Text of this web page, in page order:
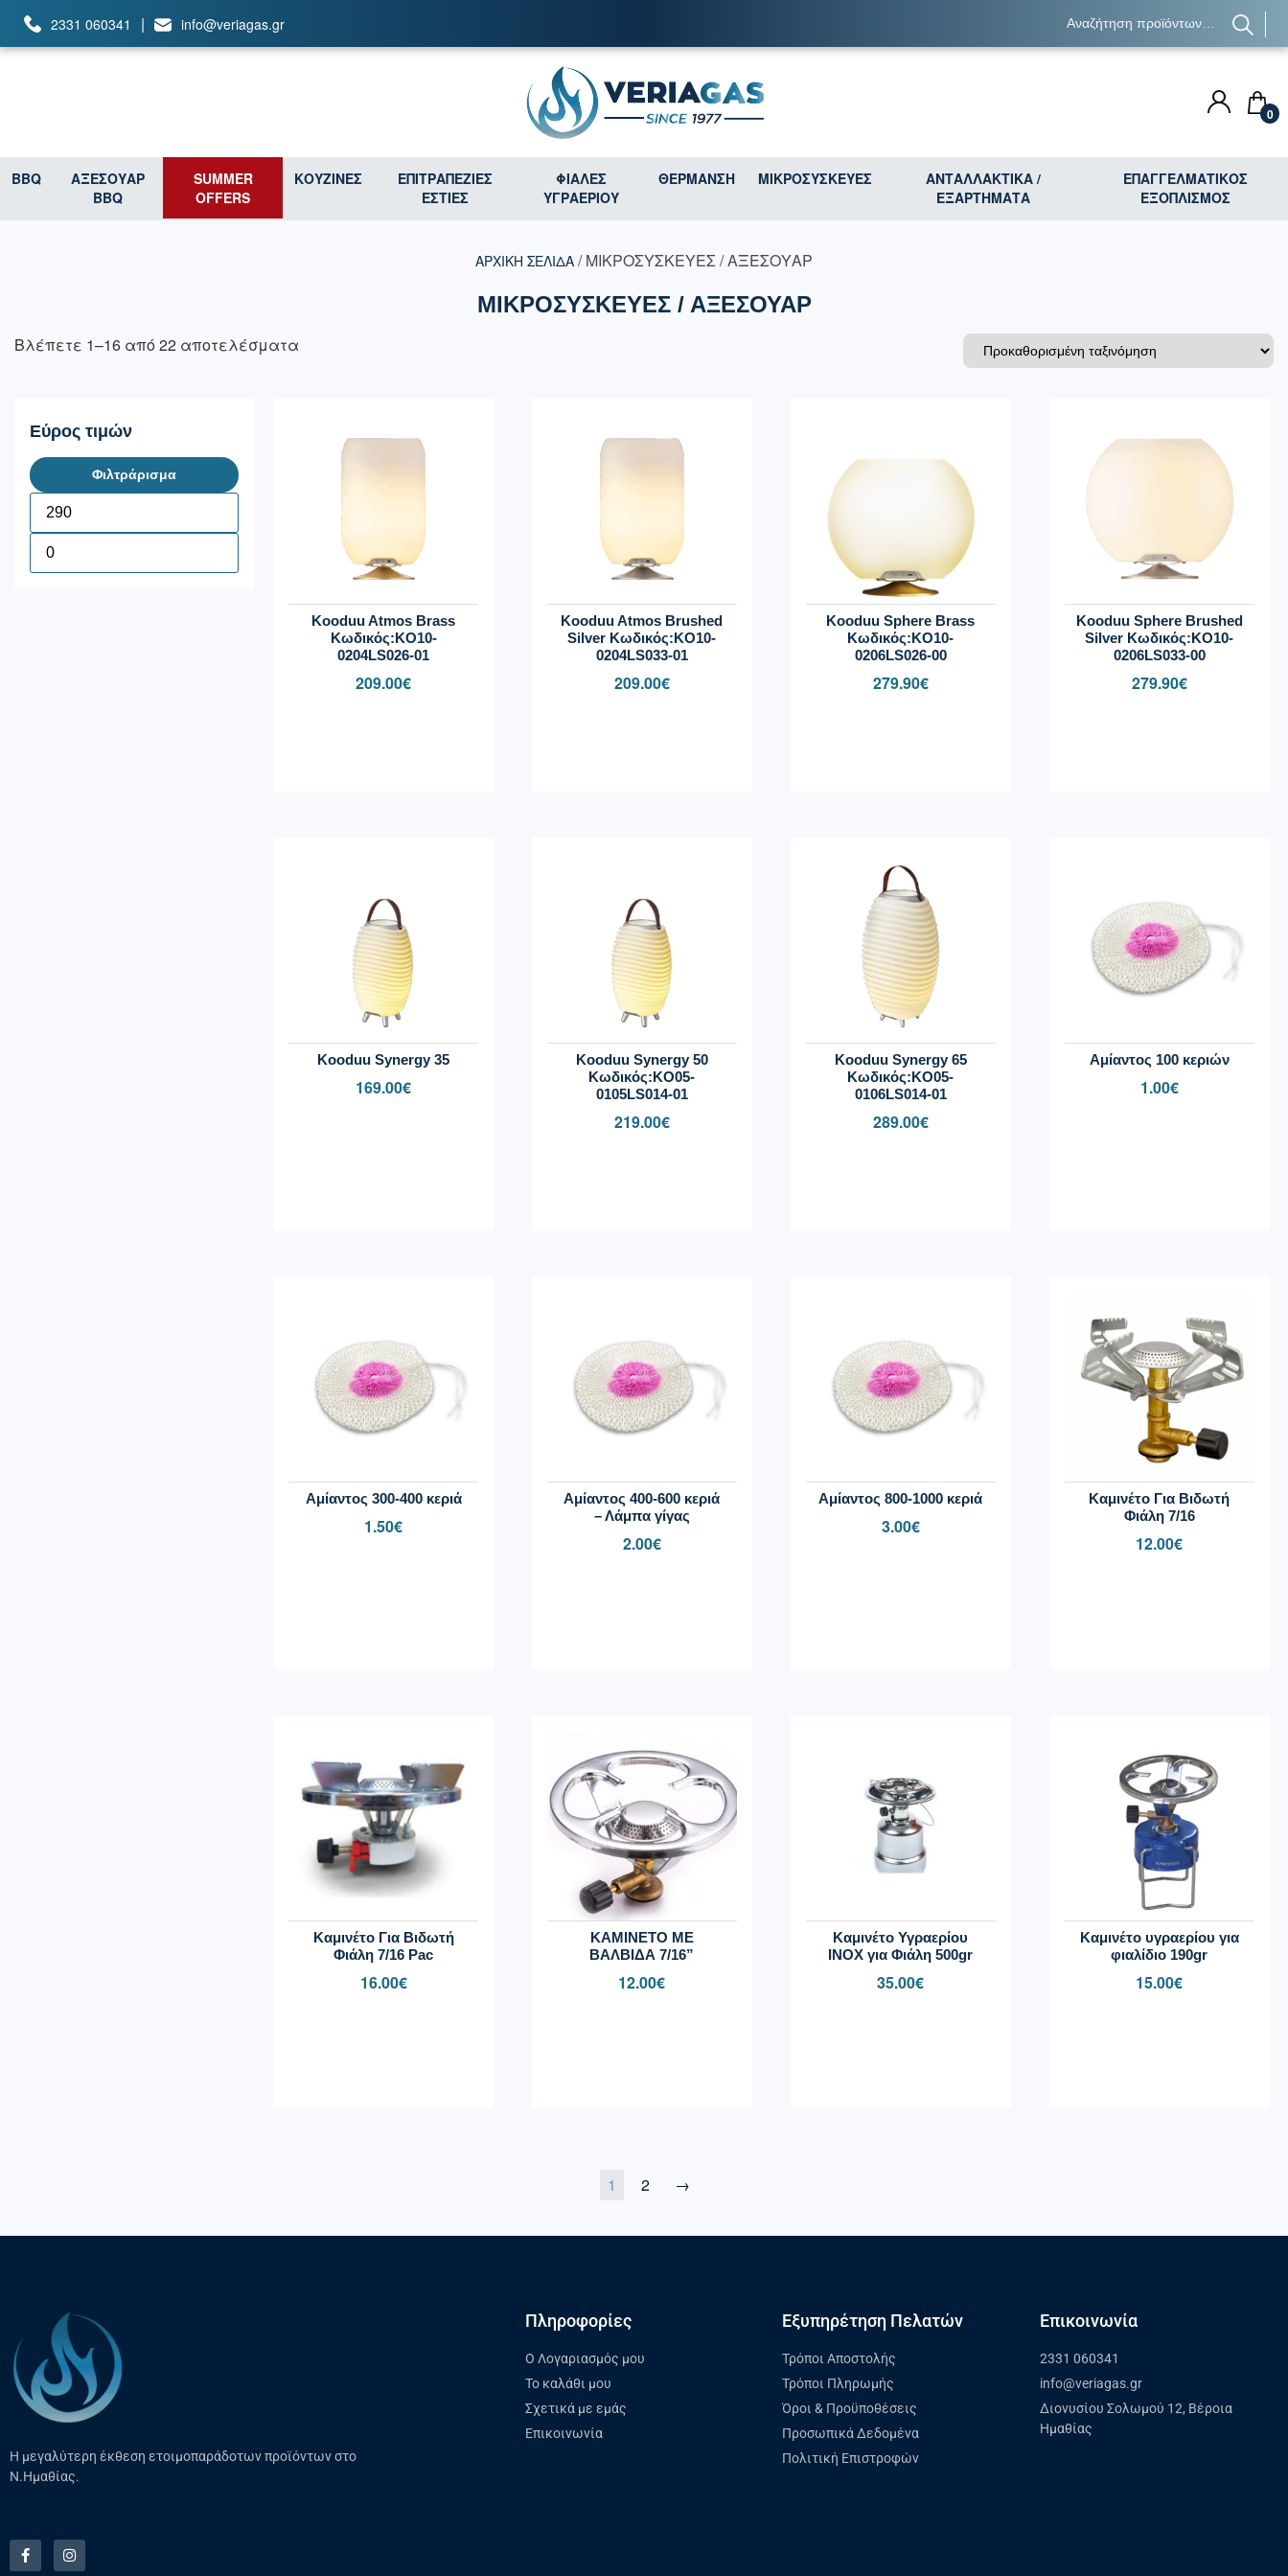
2331 060341 | info@veriagas.gr
0
BBQ
ΑΞΕΣΟΥΑΡ
BBQ
SUMMER
OFFERS
ΚΟΥΖΙΝΕΣ
ΕΠΙΤΡΑΠΕΖΙΕΣ
ΕΣΤΙΕΣ
ΦΙΑΛΕΣ
ΥΓΡΑΕΡΙΟΥ
ΘΕΡΜΑΝΣΗ ΜΙΚΡΟΣΥΣΚΕΥΕΣ
ΑΝΤΑΛΛΑΚΤΙΚΑ /
ΕΞΑΡΤΗΜΑΤΑ
ΕΠΑΓΓΕΛΜΑΤΙΚΟΣ
ΕΞΟΠΛΙΣΜΟΣ
ΑΡΧΙΚΉ ΣΕΛΊΔΑ / ΜΙΚΡΟΣΥΣΚΕΥΕΣ / ΑΞΕΣΟΥΑΡ
ΜΙΚΡΟΣΥΣΚΕΥΕΣ / ΑΞΕΣΟΥΑΡ
Βλέπετε 1–16 από 22 αποτελέσματα
Εύρος τιμών
Φιλτράρισμα
Kooduu Atmos Brass
Κωδικός:KO10-
0204LS026-01
209.00€
Kooduu Atmos Brushed
Silver Κωδικός:KO10-
0204LS033-01
209.00€
Kooduu Sphere Brass
Κωδικός:KO10-
0206LS026-00
279.90€
Kooduu Sphere Brushed
Silver Κωδικός:KO10-
0206LS033-00
279.90€
Kooduu Synergy 35
169.00€
Kooduu Synergy 50
Κωδικός:KO05-
0105LS014-01
219.00€
Kooduu Synergy 65
Κωδικός:KO05-
0106LS014-01
289.00€
Αμίαντος 100 κεριών
1.00€
Αμίαντος 300-400 κεριά
1.50€
Αμίαντος 400-600 κεριά
– Λάμπα γίγας
2.00€
Αμίαντος 800-1000 κεριά
3.00€
Καμινέτο Για Βιδωτή
Φιάλη 7/16
12.00€
Καμινέτο Για Βιδωτή
Φιάλη 7/16 Pac
16.00€
ΚΑΜΙΝΕΤΟ ΜΕ
ΒΑΛΒΙΔΑ 7/16”
12.00€
Καμινέτο Υγραερίου
INOX για Φιάλη 500gr
35.00€
Καμινέτο υγραερίου για
φιαλίδιο 190gr
15.00€
1 2 →
Η μεγαλύτερη έκθεση ετοιμοπαράδοτων προϊόντων στο
Ν.Ημαθίας.
Πληροφορίες
Ο Λογαριασμός μου
Το καλάθι μου
Σχετικά με εμάς
Επικοινωνία
Εξυπηρέτηση Πελατών
Τρόποι Αποστολής
Τρόποι Πληρωμής
Όροι & Προϋποθέσεις
Προσωπικά Δεδομένα
Πολιτική Επιστροφών
Επικοινωνία
2331 060341
info@veriagas.gr
Διονυσίου Σολωμού 12, Βέροια
Ημαθίας